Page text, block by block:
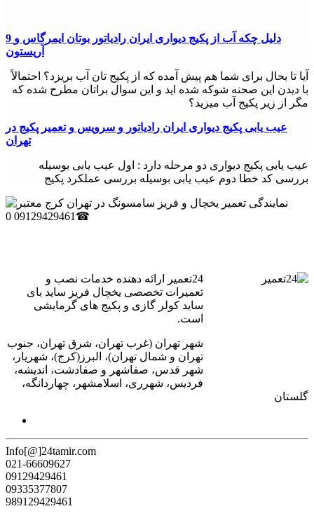
شهریار، شهر قدس، صفاشهر و صفادشت، اندیشه، فردیسنیز
در زمنیه
در حومه شهر تهران و استان تهران پاسخگوی خدمات تعمیر و نصب
شهرری، اسلامشهر، چهاردانگه، گلستان،
9 دلیل چکه آب از پکیج دیواری ایران رادیاتور بوتان ایمرگاس و
آریستون
آیا تا بحال برای شما هم پیش آمده که از پکیج تان آب بریزد؟ احتمالاً
با دیدن این صحنه شوکه شده اید و این سوال براتان مطرح شده که
مگر از زیر پکیج آب میزید؟
عیب یابی پکيج دیواری ایران رادیاتور و سرویس و تعمیر پکیج در
تهران
عیب یابی پکيج دیواری دو مرحله دارد : اول عیب یابی بوسیله
بررسی کد خطا دوم عیب یابی بوسیله بررسی عملکرد پکیج
24تعمیر ارائه دهنده خدمات نصب و
تعمیرات تخصصی یخچال فریز ساید بای
ساید کولر گازی و پکیج های گرمایشی
است.
شهر تهران (غرب تهران، شرق تهران، جنوب
تهران و شمال تهران)، البرز(کرج)، شهریار،
شهر قدس، صفاشهر و صفادشت، اندیشه،
فردیس، شهرری، اسلامشهر، چهاردانگه،
گلستان
Info[@]24tamir.com
021-66609627
09129429461
09335377807
989129429461